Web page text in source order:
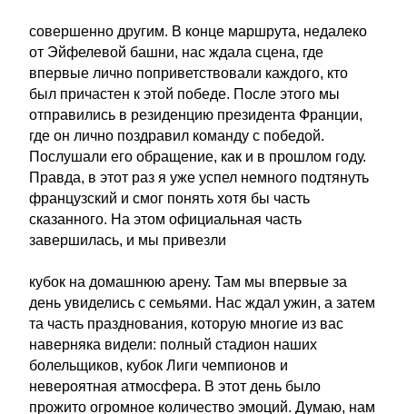
совершенно другим. В конце маршрута, недалеко
от Эйфелевой башни, нас ждала сцена, где
впервые лично поприветствовали каждого, кто
был причастен к этой победе. После этого мы
отправились в резиденцию президента Франции,
где он лично поздравил команду с победой.
Послушали его обращение, как и в прошлом году.
Правда, в этот раз я уже успел немного подтянуть
французский и смог понять хотя бы часть
сказанного. На этом официальная часть
завершилась, и мы привезли
кубок на домашнюю арену. Там мы впервые за
день увиделись с семьями. Нас ждал ужин, а затем
та часть празднования, которую многие из вас
наверняка видели: полный стадион наших
болельщиков, кубок Лиги чемпионов и
невероятная атмосфера. В этот день было
прожито огромное количество эмоций. Думаю, нам